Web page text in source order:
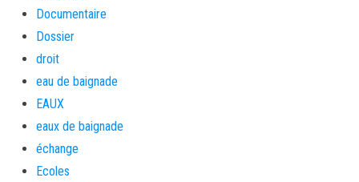
Documentaire
Dossier
droit
eau de baignade
EAUX
eaux de baignade
échange
Ecoles